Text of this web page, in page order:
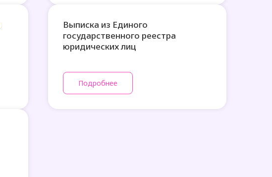
Выписка из Единого
государственного реестра
юридических лиц
Подробнее